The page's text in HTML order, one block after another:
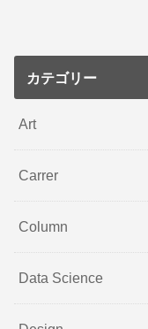
カテゴリー
Art
Carrer
Column
Data Science